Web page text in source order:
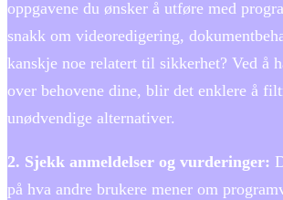
oppgavene du ønsker å utføre med
snakk om videoredigering,
kanskje noe relatert til sikkerhet? Ved å
over behovene dine, blir det enklere å
unødvendige alternativer.
2. Sjekk anmeldelser og vurderinger:
på hva andre brukere mener om